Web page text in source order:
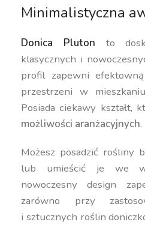
Minimalistyczna
Donica Pluton to
klasycznych i
profil zapewni
przestrzeni w
Posiada ciekawy kształt,
możliwości aranżacyjnych.
Możesz posadzić rośliny
lub umieścić je we
nowoczesny design
zarówno przy
i sztucznych roślin